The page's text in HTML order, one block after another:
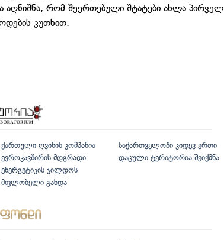
აღნიშნა, რომ შეერთებული შტატები ახლა პირველ
კუთხით.
ქართული ღვინის კომპანია
ევროკავშირის მდგრადი
ენერგეტიკის ჯილდოს
მფლობელი გახდა
საქართველოში კიდევ ერთი
დაცული ტერიტორია შეიქმნა